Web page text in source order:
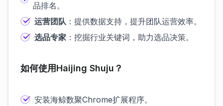
品排名。
运营团队 ：提供数据支持，提升团队运营效率。
选品专家 ：挖掘行业关键词，助力选品决策。
如何使用Haijing Shuju？
安装海鲸数聚Chrome扩展程序。